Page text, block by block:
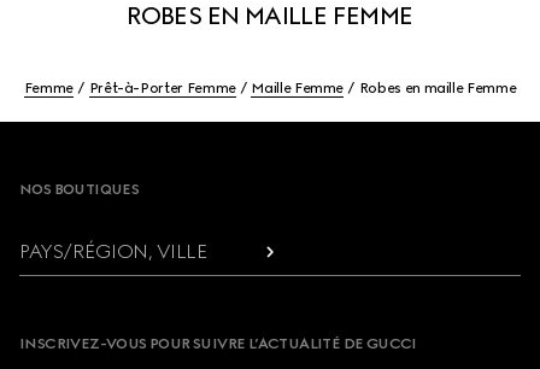
ROBES EN MAILLE FEMME
Femme Prêt-à-Porter Femme Maille Femme Robes en maille Femme
NOS BOUTIQUES
PAYS/RÉGION, VILLE
INSCRIVEZ-VOUS POUR SUIVRE L’ACTUALITÉ DE GUCCI